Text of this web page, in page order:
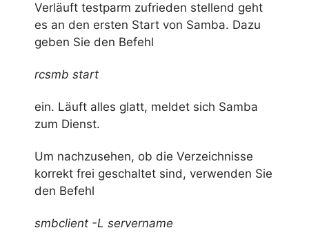
Verläuft testparm zufrieden stellend geht
es an den ersten Start von Samba. Dazu
geben Sie den Befehl
rcsmb start
ein. Läuft alles glatt, meldet sich Samba
zum Dienst.
Um nachzusehen, ob die Verzeichnisse
korrekt frei geschaltet sind, verwenden Sie
den Befehl
smbclient -L servername